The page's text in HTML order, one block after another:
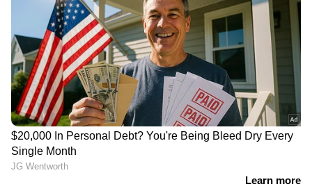
Related Articles